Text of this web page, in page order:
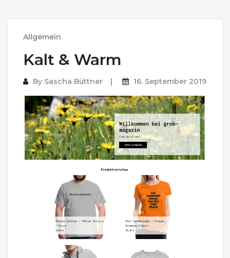
Allgemein
Kalt & Warm
By Sascha Büttner 16. September 2019